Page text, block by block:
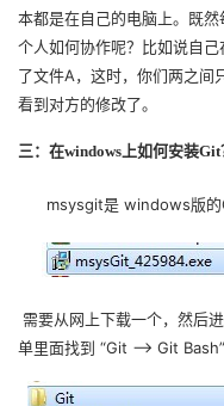
子
直
播
的
活
动
我
的
关
注
我
的
发
者
学
我
Programs
的
支
持
本都是在自己的电脑上。既
个人如何协作呢？比如说自
了文件A，这时，你们两之间
看到对方的修改了。
三：在windows上如何安装Git
msysgit是 windows版的
需要从网上下载一个，然后
单里面找到 “Git –> Git